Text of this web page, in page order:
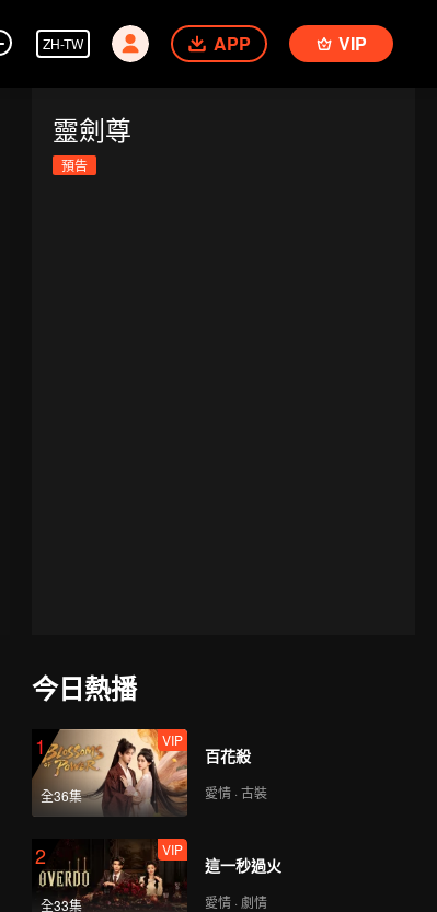
ZH-TW APP VIP
靈劍尊
預告
今日熱播
1
全36集
VIP
百花殺
愛情 · 古裝
2
全33集
VIP
這一秒過火
愛情 · 劇情